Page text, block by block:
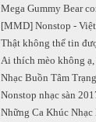
Mega Gummy Bear
[MMD] Nonstop -
Thật không thể tin
Ai thích mèo không
Nhạc Buồn Tâm
Nonstop nhạc sàn
Những Ca Khúc